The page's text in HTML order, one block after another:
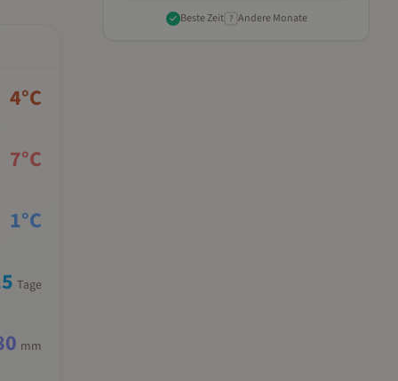
4°C
7°C
1°C
Tage
mm
Beste Zeit ? Andere Monate